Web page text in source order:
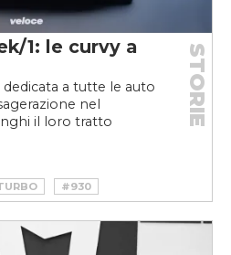
1: le curvy a
a tutte le auto
nel
il loro tratto
STORIE
#930
MARTIN ONE-77